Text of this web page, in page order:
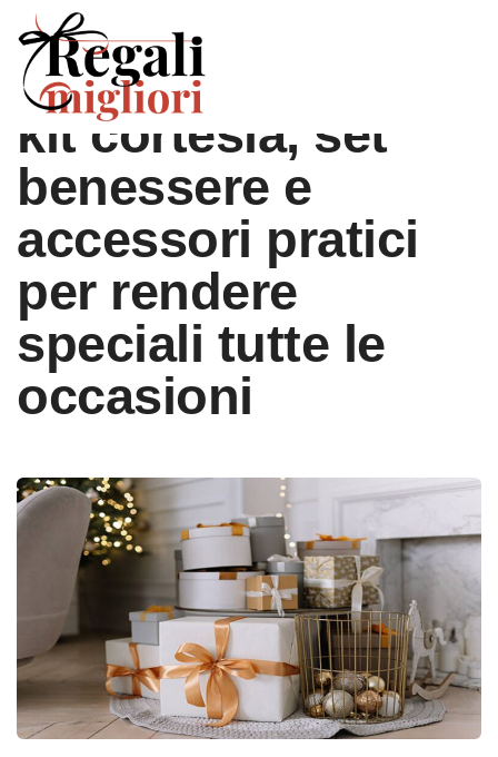
Regali di classe:
kit cortesia, set
benessere e
accessori pratici
per rendere
speciali tutte le
occasioni